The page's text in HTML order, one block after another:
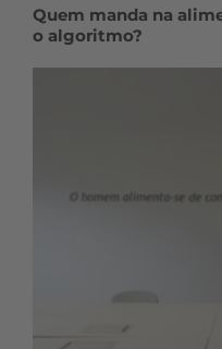
Quem manda na
o algoritmo?